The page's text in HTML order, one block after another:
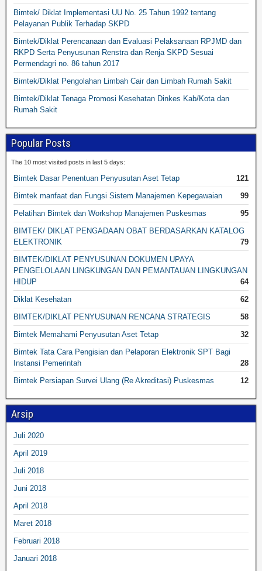
Bimtek/ Diklat Implementasi UU No. 25 Tahun 1992 tentang
Pelayanan Publik Terhadap SKPD
Bimtek/Diklat Perencanaan dan Evaluasi Pelaksanaan RPJMD dan
RKPD Serta Penyusunan Renstra dan Renja SKPD Sesuai
Permendagri no. 86 tahun 2017
Bimtek/Diklat Pengolahan Limbah Cair dan Limbah Rumah Sakit
Bimtek/Diklat Tenaga Promosi Kesehatan Dinkes Kab/Kota dan
Rumah Sakit
Popular Posts
The 10 most visited posts in last 5 days:
Bimtek Dasar Penentuan Penyusutan Aset Tetap
121
Bimtek manfaat dan Fungsi Sistem Manajemen Kepegawaian
99
Pelatihan Bimtek dan Workshop Manajemen Puskesmas
95
BIMTEK/ DIKLAT PENGADAAN OBAT BERDASARKAN KATALOG
ELEKTRONIK
79
BIMTEK/DIKLAT PENYUSUNAN DOKUMEN UPAYA
PENGELOLAAN LINGKUNGAN DAN PEMANTAUAN LINGKUNGAN
HIDUP
64
Diklat Kesehatan
62
BIMTEK/DIKLAT PENYUSUNAN RENCANA STRATEGIS
58
Bimtek Memahami Penyusutan Aset Tetap
32
Bimtek Tata Cara Pengisian dan Pelaporan Elektronik SPT Bagi
Instansi Pemerintah
28
Bimtek Persiapan Survei Ulang (Re Akreditasi) Puskesmas
12
Arsip
Juli 2020
April 2019
Juli 2018
Juni 2018
April 2018
Maret 2018
Februari 2018
Januari 2018